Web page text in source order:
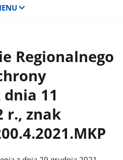
Regionalnego
11
r., znak